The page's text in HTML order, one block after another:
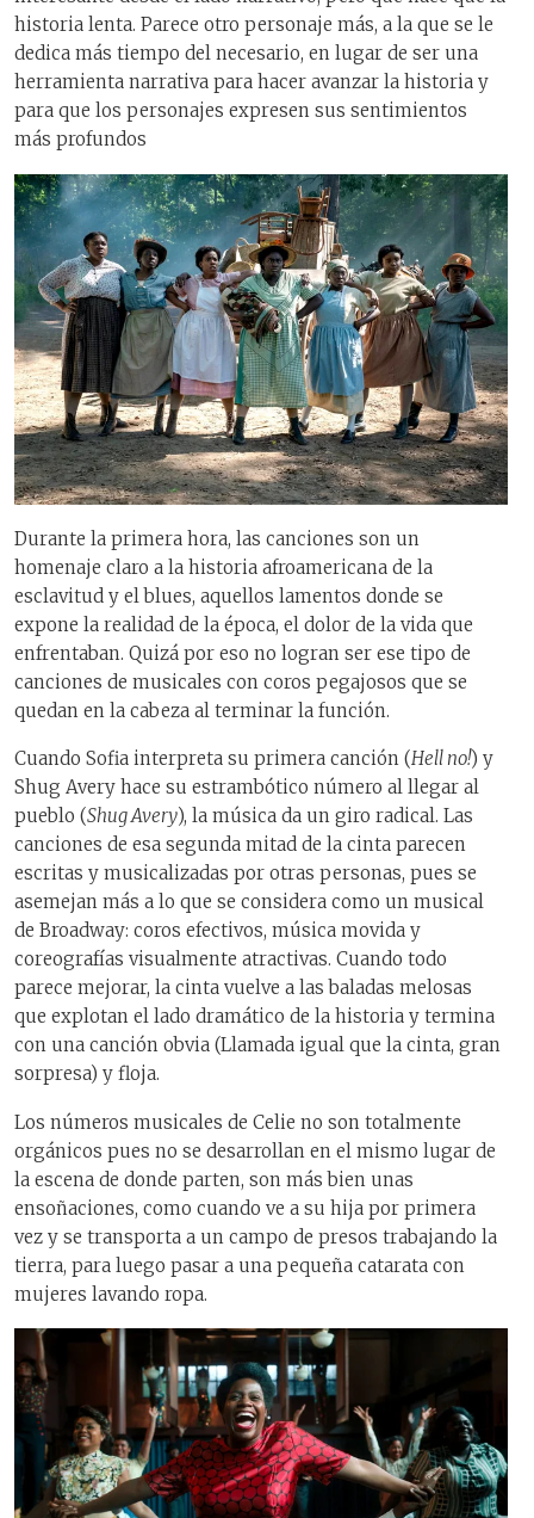
historia lenta. Parece otro personaje más, a la que se le
dedica más tiempo del necesario, en lugar de ser una
herramienta narrativa para hacer avanzar la historia y
para que los personajes expresen sus sentimientos
más profundos
Durante la primera hora, las canciones son un
homenaje claro a la historia afroamericana de la
esclavitud y el blues, aquellos lamentos donde se
expone la realidad de la época, el dolor de la vida que
enfrentaban. Quizá por eso no logran ser ese tipo de
canciones de musicales con coros pegajosos que se
quedan en la cabeza al terminar la función.
Cuando Sofia interpreta su primera canción (Hell no!) y
Shug Avery hace su estrambótico número al llegar al
pueblo (Shug Avery), la música da un giro radical. Las
canciones de esa segunda mitad de la cinta parecen
escritas y musicalizadas por otras personas, pues se
asemejan más a lo que se considera como un musical
de Broadway: coros efectivos, música movida y
coreografías visualmente atractivas. Cuando todo
parece mejorar, la cinta vuelve a las baladas melosas
que explotan el lado dramático de la historia y termina
con una canción obvia (Llamada igual que la cinta, gran
sorpresa) y floja.
Los números musicales de Celie no son totalmente
orgánicos pues no se desarrollan en el mismo lugar de
la escena de donde parten, son más bien unas
ensoñaciones, como cuando ve a su hija por primera
vez y se transporta a un campo de presos trabajando la
tierra, para luego pasar a una pequeña catarata con
mujeres lavando ropa.